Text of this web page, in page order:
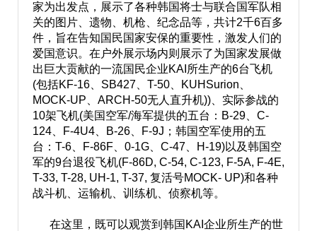
家为出发点，展示了各种韩国将士与联合国军队相
关的图片、遗物、机枪、纪念品等，共计2千6百多
件，旨在告知国民国家安保的重要性，激发人们的
爱国意识。在户外展示场内则展示了为国家发展做
出巨大贡献的一流国民企业KAI所生产的6台飞机
(包括KF-16、SB427、T-50、KUHSurion、
MOCK-UP、ARCH-50无人直升机))、实际参战的
10架飞机(美国空军/海军提供的五台：B-29、C-
124、F-4U4、B-26、F-9J；韩国空军使用的五
台：T-6、F-86F、0-1G、C-47、H-19)以及韩国空
军的9台退役飞机(F-86D, C-54, C-123, F-5A, F-4E,
T-33, T-28, UH-1, T-37, 复活号MOCK- UP)和各种
战斗机、运输机、训练机、侦察机等。
在这里，既可以观赏到韩国KAI企业所生产的世